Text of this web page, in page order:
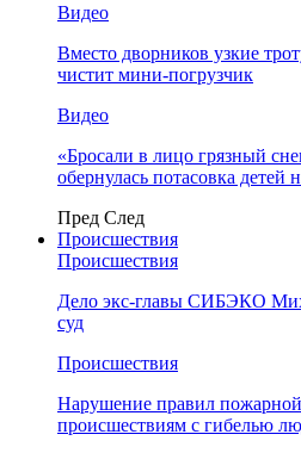
Видео
Вместо дворников узкие
чистит мини-погрузчик
Видео
«Бросали в лицо грязный
обернулась потасовка детей
Пред След
Происшествия
Происшествия
Дело экс-главы СИБЭКО
суд
Происшествия
Нарушение правил
происшествиям с гибелью